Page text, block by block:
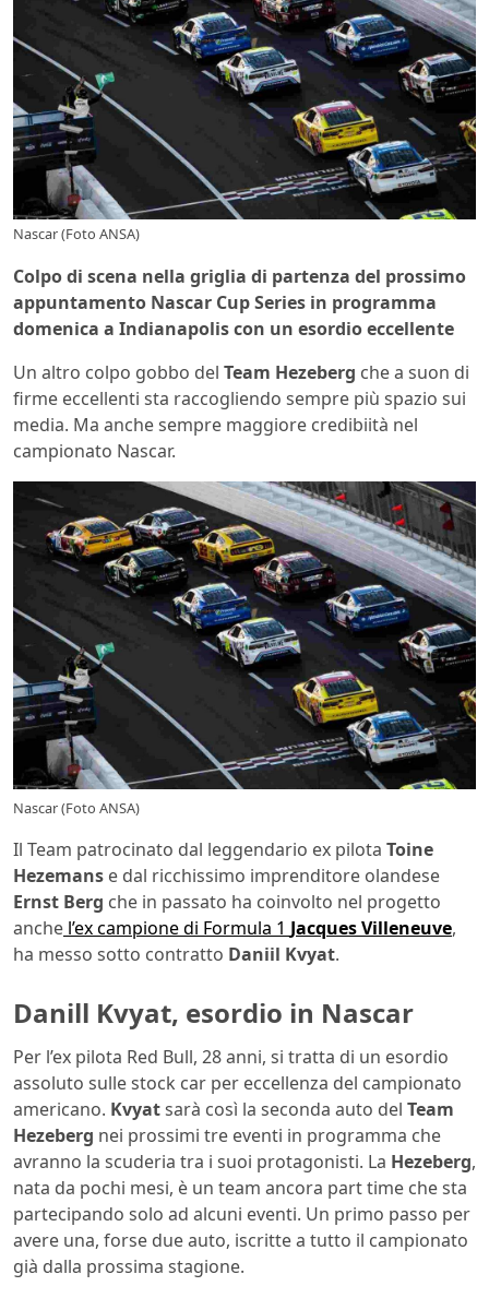
Nascar (Foto ANSA)
Colpo di scena nella griglia di partenza del prossimo
appuntamento Nascar Cup Series in programma
domenica a Indianapolis con un esordio eccellente
Un altro colpo gobbo del Team Hezeberg che a suon di
firme eccellenti sta raccogliendo sempre più spazio sui
media. Ma anche sempre maggiore credibiità nel
campionato Nascar.
Nascar (Foto ANSA)
Il Team patrocinato dal leggendario ex pilota Toine
Hezemans e dal ricchissimo imprenditore olandese
Ernst Berg che in passato ha coinvolto nel progetto
anche l’ex campione di Formula 1 Jacques Villeneuve,
ha messo sotto contratto Daniil Kvyat.
Danill Kvyat, esordio in Nascar
Per l’ex pilota Red Bull, 28 anni, si tratta di un esordio
assoluto sulle stock car per eccellenza del campionato
americano. Kvyatsarà così la seconda auto del Team
Hezeberg nei prossimi tre eventi in programma che
avranno la scuderia tra i suoi protagonisti. La Hezeberg,
nata da pochi mesi, è un team ancora part time che sta
partecipando solo ad alcuni eventi. Un primo passo per
avere una, forse due auto, iscritte a tutto il campionato
già dalla prossima stagione.